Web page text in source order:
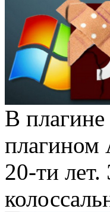
В
плагином
20-ти лет.